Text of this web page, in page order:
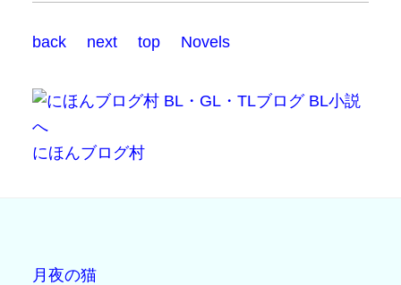
back next top Novels
にほんブログ村
月夜の猫